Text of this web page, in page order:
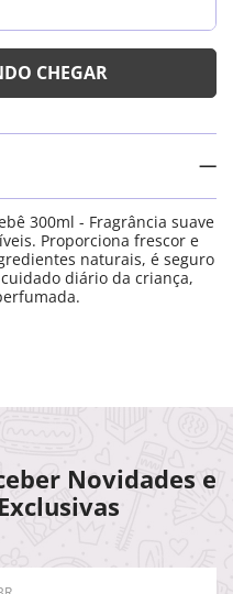
300ml - Fragrância suave
Proporciona frescor e
naturais, é seguro
diário da criança,
Novidades e